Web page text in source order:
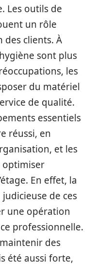
Les outils de
un rôle
des clients. À
sont plus
les
du matériel
de qualité.
essentiels
réussi, en
et les
optimiser
En effet, la
de ces
une opération
professionnelle.
des
été aussi forte,